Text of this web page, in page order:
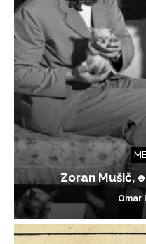
Zoran Mušič,
Omar